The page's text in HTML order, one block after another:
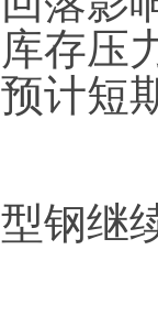
库存压
预计短
型钢继